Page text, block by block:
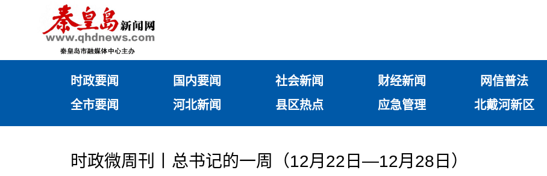
时政要闻 国内要闻 社会新闻 财经新闻 网信普法
全市要闻
河北新闻 县区热点 应急管理 北戴河新区
时政微周刊丨总书记的一周（12月22日—12月28日）